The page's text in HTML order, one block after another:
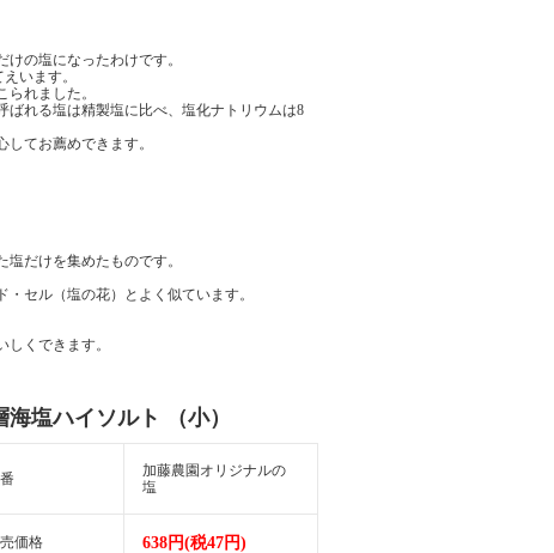
の塩になったわけです。
います。
れました。
れる塩は精製塩に比べ、塩化ナトリウムは8
てお薦めできます。
だけを集めたものです。
セル（塩の花）とよく似ています。
くできます。
海塩ハイソルト （小）
加藤農園オリジナルの
塩
価格 638円(税47円)